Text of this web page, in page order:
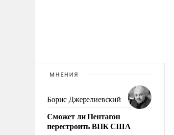
МНЕНИЯ
Борис Джерелиевский
Сможет ли Пентагон
перестроить ВПК США